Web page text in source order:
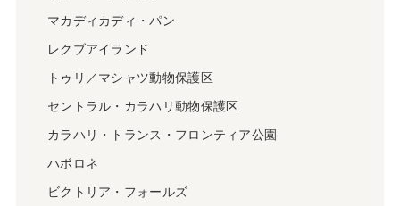
マカディカディ・パン
レクブアイランド
トゥリ／マシャツ動物保護区
セントラル・カラハリ動物保護区
カラハリ・トランス・フロンティア公園
ハボロネ
ビクトリア・フォールズ